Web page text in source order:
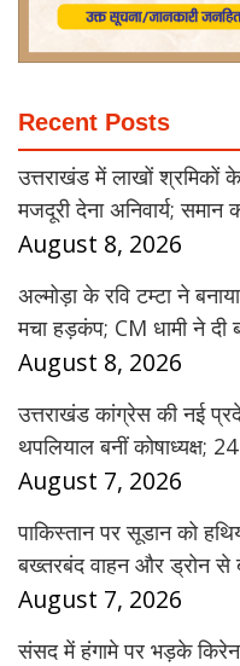
Recent Posts
उत्तराखंड में लाखों श्रमिकों
मजदूरी देना अनिवार्य; समान
August 8, 2026
अल्मोड़ा के रवि टम्टा ने
मचा हड़कंप; CM धामी ने दी
August 8, 2026
उत्तराखंड कांग्रेस की नई
थपलियाल बनीं कोषाध्यक्ष;
August 7, 2026
पाकिस्तान पर सूडान को
बख्तरबंद वाहन और ड्रोन से
August 7, 2026
संसद में हंगामे पर भड़के